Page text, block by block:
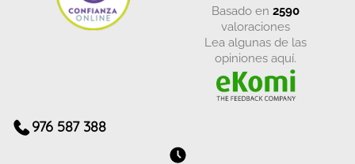
basado en 2590
valoraciones
Lea algunas de las
opiniones aquí.
976 587 388